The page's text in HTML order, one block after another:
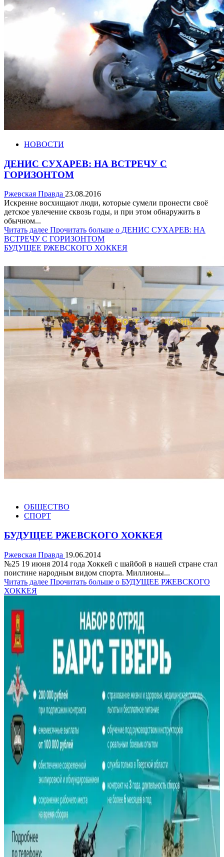
НОВОСТИ
ДЕНИС СУХАРЕВ: НА ВСТРЕЧУ С
ГОРИЗОНТОМ
Ржевская Правда 23.08.2016
Искренне восхищают люди, которые сумели пронести своё
детское увлечение сквозь годы, и при этом обнаружить в
обычном...
Читать далее Прочитать больше о ДЕНИС СУХАРЕВ: НА
ВСТРЕЧУ С ГОРИЗОНТОМ
БУДУЩЕЕ РЖЕВСКОГО ХОККЕЯ
ОБЩЕСТВО
СПОРТ
БУДУЩЕЕ РЖЕВСКОГО ХОККЕЯ
Ржевская Правда 19.06.2014
№25 19 июня 2014 года Хоккей с шайбой в нашей стране стал
поистине народным видом спорта. Миллионы...
Читать далее Прочитать больше о БУДУЩЕЕ РЖЕВСКОГО
ХОККЕЯ